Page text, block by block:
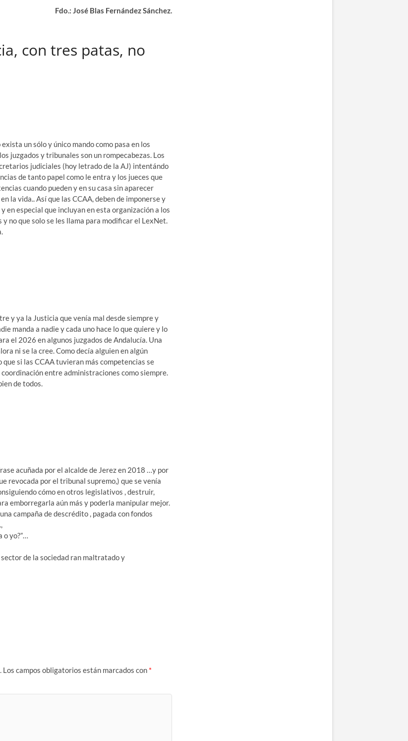
Fdo.: José Blas Fernández Sánchez.
con tres patas, no
un sólo y único mando como pasa en los
juzgados y tribunales son un rompecabezas. Los
judiciales (hoy letrado de la AJ) intentándo
de tanto papel como le entra y los jueces que
cuando pueden y en su casa sin aparecer
la vida.. Así que las CCAA, deben de imponerse y
en especial que incluyan en esta organización a los
no que solo se les llama para modificar el LexNet.
y ya la Justicia que venía mal desde siempre y
manda a nadie y cada uno hace lo que quiere y lo
el 2026 en algunos juzgados de Andalucía. Una
ni se la cree. Como decía alguien en algún
si las CCAA tuvieran más competencias se
entre administraciones como siempre.
de todos.
acuñada por el alcalde de Jerez en 2018 …y por
revocada por el tribunal supremo,) que se venía
cómo en otros legislativos , destruir,
emborregarla aún más y poderla manipular mejor.
campaña de descrédito , pagada con fondos
o yo?”…
de la sociedad ran maltratado y
Los campos obligatorios están marcados con *